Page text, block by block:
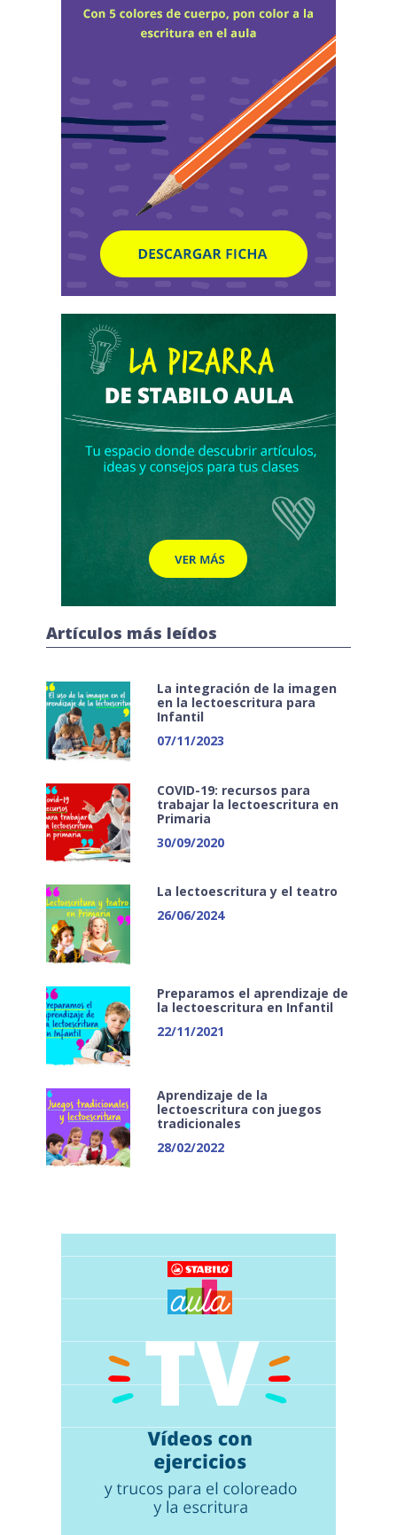
Artículos más leídos
La integración de la imagen
en la lectoescritura para
Infantil
07/11/2023
COVID-19: recursos para
trabajar la lectoescritura en
Primaria
30/09/2020
La lectoescritura y el teatro
26/06/2024
Preparamos el aprendizaje de
la lectoescritura en Infantil
22/11/2021
Aprendizaje de la
lectoescritura con juegos
tradicionales
28/02/2022